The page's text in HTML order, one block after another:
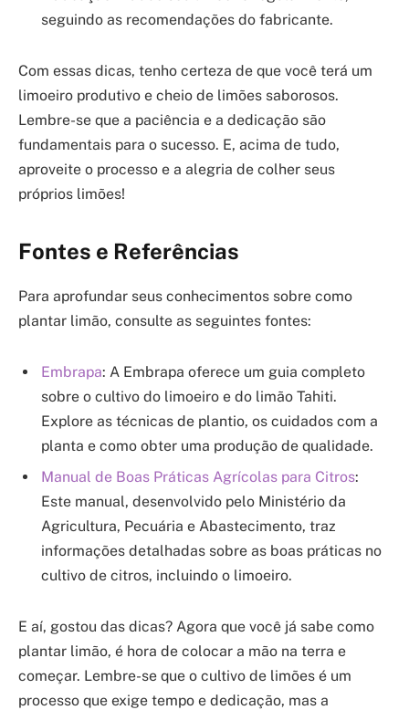
seguindo as recomendações do fabricante.
Com essas dicas, tenho certeza de que você terá um
limoeiro produtivo e cheio de limões saborosos.
Lembre-se que a paciência e a dedicação são
fundamentais para o sucesso. E, acima de tudo,
aproveite o processo e a alegria de colher seus
próprios limões!
Fontes e Referências
Para aprofundar seus conhecimentos sobre como
plantar limão, consulte as seguintes fontes:
Embrapa: A Embrapa oferece um guia completo
sobre o cultivo do limoeiro e do limão Tahiti.
Explore as técnicas de plantio, os cuidados com a
planta e como obter uma produção de qualidade.
Manual de Boas Práticas Agrícolas para Citros:
Este manual, desenvolvido pelo Ministério da
Agricultura, Pecuária e Abastecimento, traz
informações detalhadas sobre as boas práticas no
cultivo de citros, incluindo o limoeiro.
E aí, gostou das dicas? Agora que você já sabe como
plantar limão, é hora de colocar a mão na terra e
começar. Lembre-se que o cultivo de limões é um
processo que exige tempo e dedicação, mas a